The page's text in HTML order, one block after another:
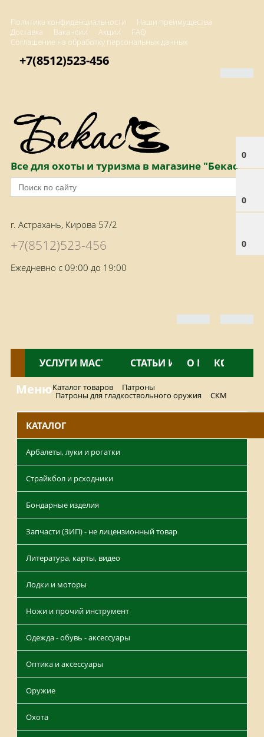
Политика конфиденциальности
Наши преимущества
Доставка
Вакансии Акции
FAQ
Соглашение на обработку персональных данных
0
0
0
+7(8512)523-456
Все для охоты и туризма в магазине "Бекас"
г. Астрахань, Кирова 57/2
+7(8512)523-456
Ежедневно с 09:00 до 19:00
КАТАЛОГ
УСЛУГИ МАСТЕРСКОЙНОВОСТИ
СТАТЬИ И ОБЗОРЫ
О МАГАЗИНЕ
МенюКаталог товаров Патроны
Патроны для гладкоствольного оружия СКМ
КАТАЛОГ
Арбалеты, луки и рогатки
Страйкбол и рсходники
Бондарные изделия
Запчасти (ЗИП) - не лицензионный товар
Литература, карты, видео
Лодки и моторы
Ножи и прочий инструмент
Одежда - обувь - аксессуары
Оптика и аксессуары
Оружие
Охота